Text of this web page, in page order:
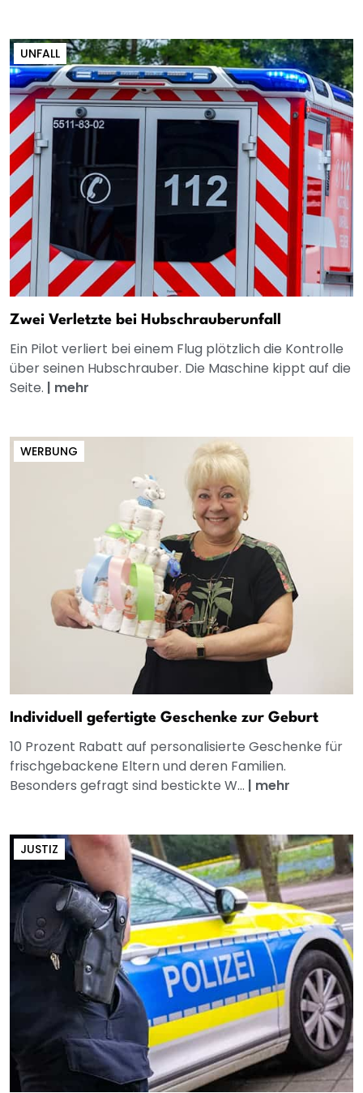
UNFALL
Zwei Verletzte bei Hubschrauberunfall
Ein Pilot verliert bei einem Flug plötzlich die Kontrolle
über seinen Hubschrauber. Die Maschine kippt auf die
Seite. | mehr
WERBUNG
Individuell gefertigte Geschenke zur Geburt
10 Prozent Rabatt auf personalisierte Geschenke für
frischgebackene Eltern und deren Familien.
Besonders gefragt sind bestickte W... | mehr
JUSTIZ